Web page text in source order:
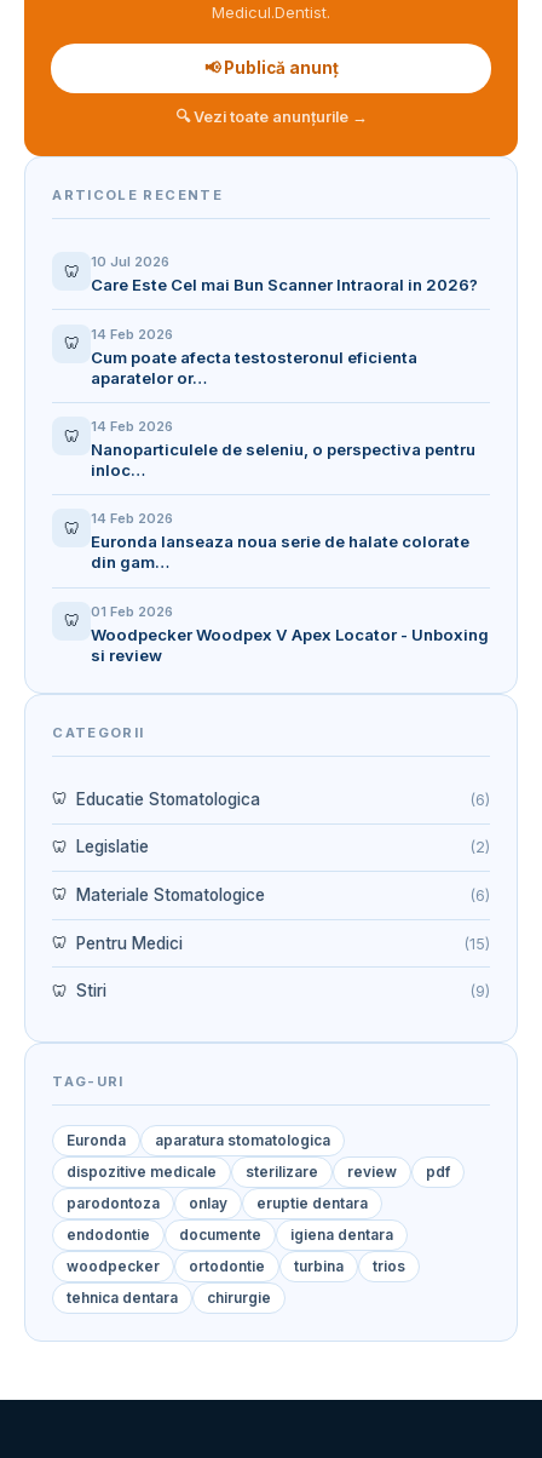
Medicul.Dentist.
📢 Publică anunț
🔍 Vezi toate anunțurile →
ARTICOLE RECENTE
🦷 10 Jul 2026
Care Este Cel mai Bun Scanner Intraoral in 2026?
🦷 14 Feb 2026
Cum poate afecta testosteronul eficienta
aparatelor or…
🦷 14 Feb 2026
Nanoparticulele de seleniu, o perspectiva pentru
inloc…
🦷 14 Feb 2026
Euronda lanseaza noua serie de halate colorate
din gam…
🦷 01 Feb 2026
Woodpecker Woodpex V Apex Locator - Unboxing
si review
CATEGORII
Educatie Stomatologica (6)
Legislatie (2)
Materiale Stomatologice (6)
Pentru Medici (15)
Stiri (9)
TAG-URI
Euronda
aparatura stomatologica
dispozitive medicale
sterilizare review
pdf
parodontoza
onlay
eruptie dentara
endodontie
documente
igiena dentara
woodpecker
ortodontie turbina
trios
tehnica dentara
chirurgie